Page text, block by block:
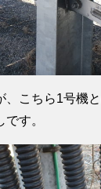
、こちら1号機
す。